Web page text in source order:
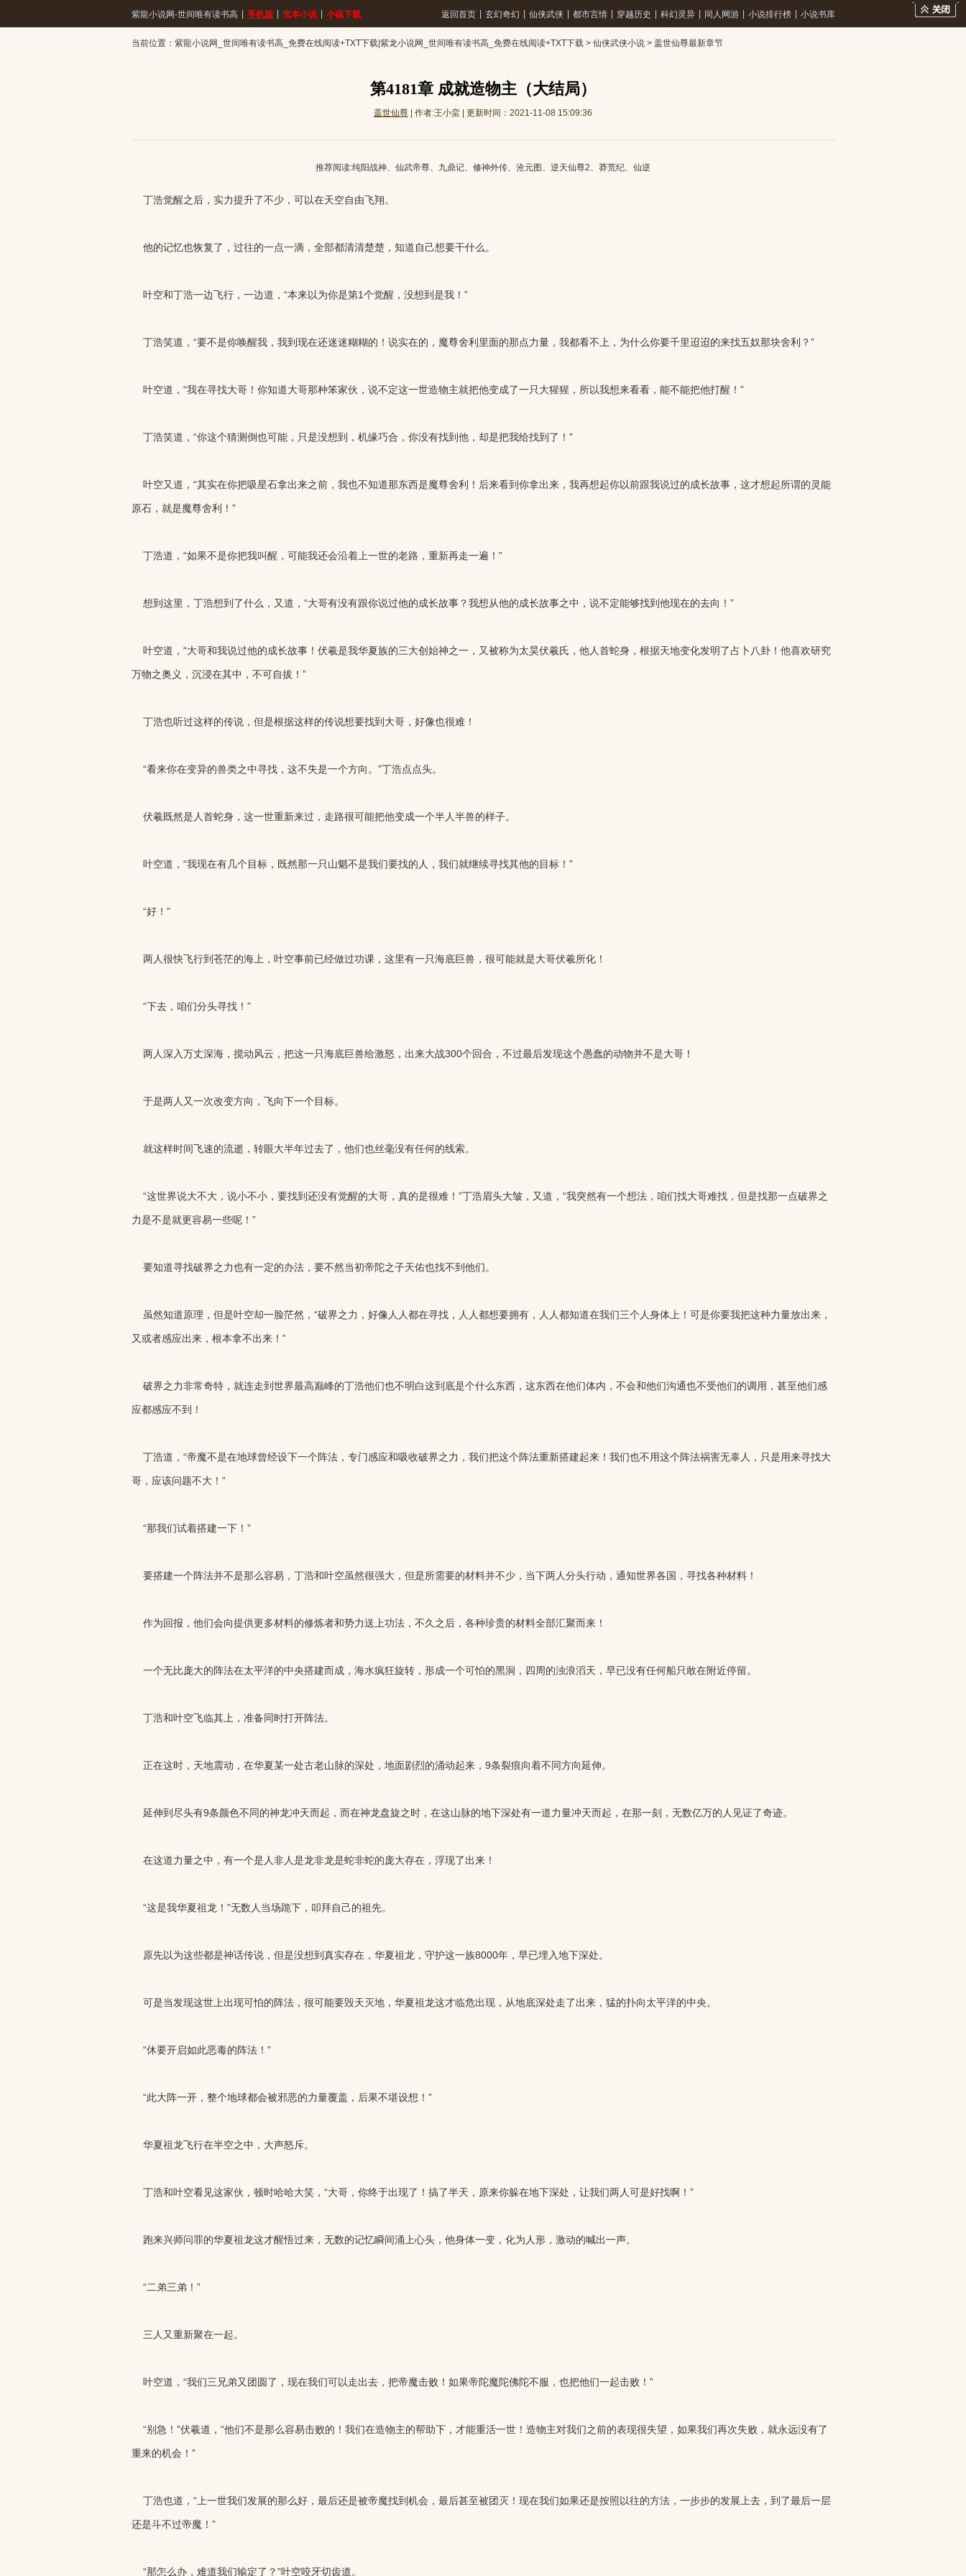
紫龍小说网-世间唯有读书高 手机版 完本小说 小说下载 返回首页 玄幻奇幻 仙侠武侠 都市言情 穿越历史 科幻灵异 同人网游 小说排行榜 小说书库
当前位置： 紫龍小说网_世间唯有读书高_免费在线阅读+TXT下载|紫龙小说网_世间唯有读书高_免费在线阅读+TXT下载> 仙侠武侠小说> 盖世仙尊最新章节
第4181章 成就造物主（大结局）
盖世仙尊 | 作者:王小蛮 | 更新时间：2021-11-08 15:09:36
推荐阅读:纯阳战神、 仙武帝尊、 九鼎记、 修神外传、 沧元图 、 逆天仙尊2、 莽荒纪、 仙逆
丁浩觉醒之后，实力提升了不少，可以在天空自由飞翔。
他的记忆也恢复了，过往的一点一滴，全部都清清楚楚，知道自己想要干什么。
叶空和丁浩一边飞行，一边道，“本来以为你是第1个觉醒，没想到是我！”
丁浩笑道，“要不是你唤醒我，我到现在还迷迷糊糊的！说实在的，魔尊舍利里面的那点力量，我都看不上，为什么你要千里迢迢的来找五奴那块舍利？”
叶空道，“我在寻找大哥！你知道大哥那种笨家伙，说不定这一世造物主就把他变成了一只大猩猩，所以我想来看看，能不能把他打醒！”
丁浩笑道，“你这个猜测倒也可能，只是没想到，机缘巧合，你没有找到他，却是把我给找到了！”
叶空又道，“其实在你把吸星石拿出来之前，我也不知道那东西是魔尊舍利！后来看到你拿出来，我再想起你以前跟我说过的成长故事，这才想起所谓的灵能
原石，就是魔尊舍利！”
丁浩道，“如果不是你把我叫醒，可能我还会沿着上一世的老路，重新再走一遍！”
想到这里，丁浩想到了什么，又道，“大哥有没有跟你说过他的成长故事？我想从他的成长故事之中，说不定能够找到他现在的去向！”
叶空道，“大哥和我说过他的成长故事！伏羲是我华夏族的三大创始神之一，又被称为太昊伏羲氏，他人首蛇身，根据天地变化发明了占卜八卦！他喜欢研究
万物之奥义，沉浸在其中，不可自拔！”
丁浩也听过这样的传说，但是根据这样的传说想要找到大哥，好像也很难！
“看来你在变异的兽类之中寻找，这不失是一个方向。”丁浩点点头。
伏羲既然是人首蛇身，这一世重新来过，走路很可能把他变成一个半人半兽的样子。
叶空道，“我现在有几个目标，既然那一只山魈不是我们要找的人，我们就继续寻找其他的目标！”
“好！”
两人很快飞行到苍茫的海上，叶空事前已经做过功课，这里有一只海底巨兽，很可能就是大哥伏羲所化！
“下去，咱们分头寻找！”
两人深入万丈深海，搅动风云，把这一只海底巨兽给激怒，出来大战300个回合，不过最后发现这个愚蠢的动物并不是大哥！
于是两人又一次改变方向，飞向下一个目标。
就这样时间飞速的流逝，转眼大半年过去了，他们也丝毫没有任何的线索。
“这世界说大不大，说小不小，要找到还没有觉醒的大哥，真的是很难！”丁浩眉头大皱，又道，“我突然有一个想法，咱们找大哥难找，但是找那一点破界之
力是不是就更容易一些呢！”
要知道寻找破界之力也有一定的办法，要不然当初帝陀之子天佑也找不到他们。
虽然知道原理，但是叶空却一脸茫然，“破界之力，好像人人都在寻找，人人都想要拥有，人人都知道在我们三个人身体上！可是你要我把这种力量放出来，
又或者感应出来，根本拿不出来！”
破界之力非常奇特，就连走到世界最高巅峰的丁浩他们也不明白这到底是个什么东西，这东西在他们体内，不会和他们沟通也不受他们的调用，甚至他们感
应都感应不到！
丁浩道，“帝魔不是在地球曾经设下一个阵法，专门感应和吸收破界之力，我们把这个阵法重新搭建起来！我们也不用这个阵法祸害无辜人，只是用来寻找大
哥，应该问题不大！”
“那我们试着搭建一下！”
要搭建一个阵法并不是那么容易，丁浩和叶空虽然很强大，但是所需要的材料并不少，当下两人分头行动，通知世界各国，寻找各种材料！
作为回报，他们会向提供更多材料的修炼者和势力送上功法，不久之后，各种珍贵的材料全部汇聚而来！
一个无比庞大的阵法在太平洋的中央搭建而成，海水疯狂旋转，形成一个可怕的黑洞，四周的浊浪滔天，早已没有任何船只敢在附近停留。
丁浩和叶空飞临其上，准备同时打开阵法。
正在这时，天地震动，在华夏某一处古老山脉的深处，地面剧烈的涌动起来，9条裂痕向着不同方向延伸。
延伸到尽头有9条颜色不同的神龙冲天而起，而在神龙盘旋之时，在这山脉的地下深处有一道力量冲天而起，在那一刻，无数亿万的人见证了奇迹。
在这道力量之中，有一个是人非人是龙非龙是蛇非蛇的庞大存在，浮现了出来！
“这是我华夏祖龙！”无数人当场跪下，叩拜自己的祖先。
原先以为这些都是神话传说，但是没想到真实存在，华夏祖龙，守护这一族8000年，早已埋入地下深处。
可是当发现这世上出现可怕的阵法，很可能要毁天灭地，华夏祖龙这才临危出现，从地底深处走了出来，猛的扑向太平洋的中央。
“休要开启如此恶毒的阵法！”
“此大阵一开，整个地球都会被邪恶的力量覆盖，后果不堪设想！”
华夏祖龙飞行在半空之中，大声怒斥。
丁浩和叶空看见这家伙，顿时哈哈大笑，“大哥，你终于出现了！搞了半天，原来你躲在地下深处，让我们两人可是好找啊！”
跑来兴师问罪的华夏祖龙这才醒悟过来，无数的记忆瞬间涌上心头，他身体一变，化为人形，激动的喊出一声。
“二弟三弟！”
三人又重新聚在一起。
叶空道，“我们三兄弟又团圆了，现在我们可以走出去，把帝魔击败！如果帝陀魔陀佛陀不服，也把他们一起击败！”
“别急！”伏羲道，“他们不是那么容易击败的！我们在造物主的帮助下，才能重活一世！造物主对我们之前的表现很失望，如果我们再次失败，就永远没有了
重来的机会！”
丁浩也道，“上一世我们发展的那么好，最后还是被帝魔找到机会，最后甚至被团灭！现在我们如果还是按照以往的方法，一步步的发展上去，到了最后一层
还是斗不过帝魔！”
“那怎么办，难道我们输定了？”叶空咬牙切齿道。